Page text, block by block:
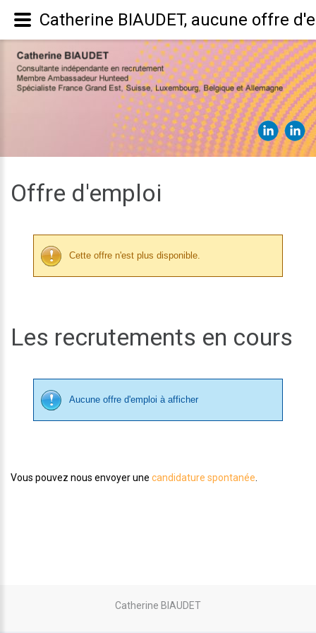
Offre d'emploi
Cette offre n'est plus disponible.
Les recrutements en cours
Aucune offre d'emploi à afficher
Vous pouvez nous envoyer une candidature spontanée
Catherine BIAUDET
Catherine BIAUDET, aucune offre